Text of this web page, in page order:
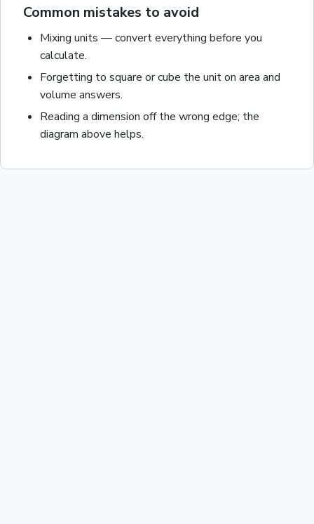
Common mistakes to avoid
Mixing units — convert everything before you
calculate.
Forgetting to square or cube the unit on area and
volume answers.
Reading a dimension off the wrong edge; the
diagram above helps.